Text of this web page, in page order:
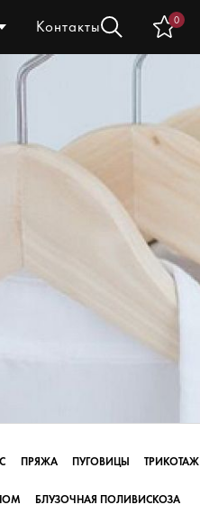
Контакты 0
ПРЯЖА ПУГОВИЦЫ ТРИКОТАЖ
БЛУЗОЧНАЯ ПОЛИВИСКОЗА